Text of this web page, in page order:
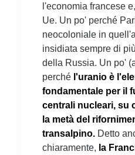
l'economia francese
Ue. Un po' perché
neocoloniale in
insidiata sempre di
della Russia. Un po'
perché l'uranio è
fondamentale per il
centrali nucleari, su
la metà del
transalpino. Detto
chiaramente, la